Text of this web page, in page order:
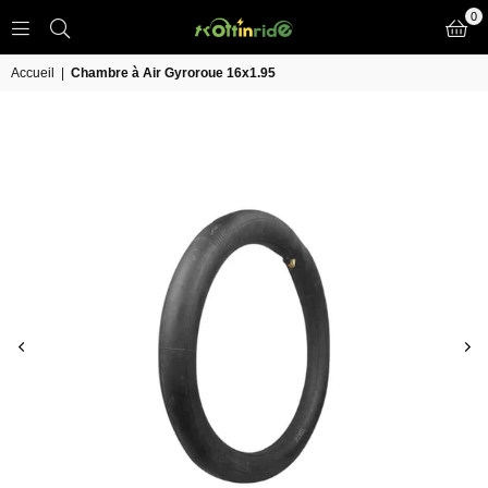
IN
0
Accueil Chambre à Air Gyroroue 16x1.95